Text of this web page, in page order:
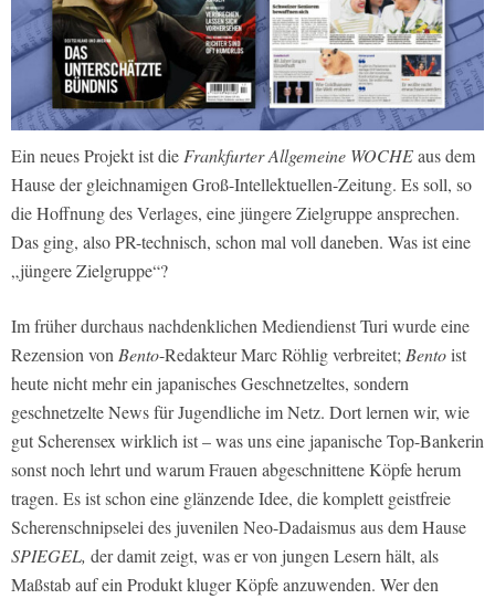
Ein neues Projekt ist die Frankfurter Allgemeine WOCHEaus dem
Hause der gleichnamigen Groß-Intellektuellen-Zeitung. Es soll, so
die Hoffnung des Verlages, eine jüngere Zielgruppe ansprechen.
Das ging, also PR-technisch, schon mal voll daneben. Was ist eine
„jüngere Zielgruppe“?
Im früher durchaus nachdenklichen Mediendienst Turi wurde eine
Rezension von Bento-Redakteur Marc Röhlig verbreitet; Bentoist
heute nicht mehr ein japanisches Geschnetzeltes, sondern
geschnetzelte News für Jugendliche im Netz. Dort lernen wir, wie
gut Scherensex wirklich ist – was uns eine japanische Top-Bankerin
sonst noch lehrt und warum Frauen abgeschnittene Köpfe herum
tragen. Es ist schon eine glänzende Idee, die komplett geistfreie
Scherenschnipselei des juvenilen Neo-Dadaismus aus dem Hause
SPIEGEL, der damit zeigt, was er von jungen Lesern hält, als
Maßstab auf ein Produkt kluger Köpfe anzuwenden. Wer den